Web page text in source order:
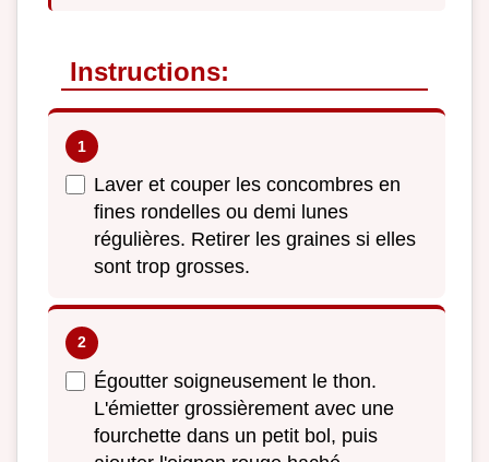
Instructions:
Laver et couper les concombres en
fines rondelles ou demi lunes
régulières. Retirer les graines si elles
sont trop grosses.
Égoutter soigneusement le thon.
L'émietter grossièrement avec une
fourchette dans un petit bol, puis